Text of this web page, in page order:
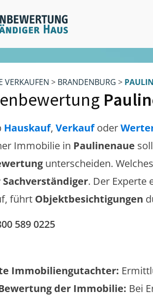
VERKAUFEN > BRANDENBURG >
Hauskauf, Verkaufoder
Immobilie in Paulinenaue
unterscheiden. Welches
. Der Experte
führt Objektbesichtigungen
589 0225
Immobiliengutachter:
der Immobilie: Bei